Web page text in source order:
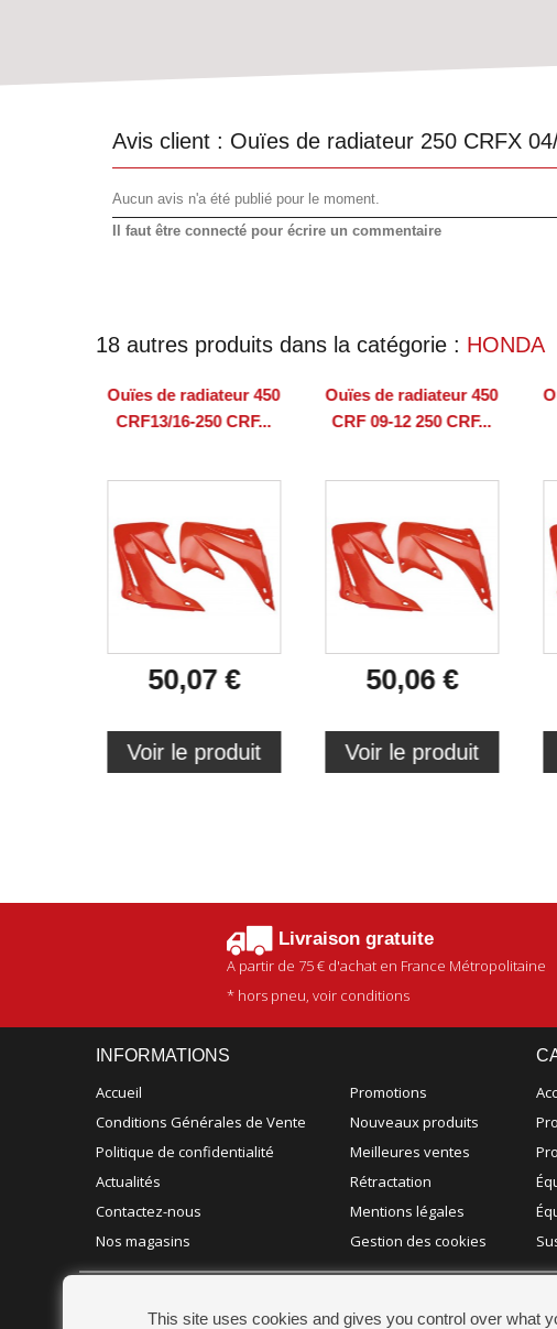
Avis client : Ouïes de radiateur 250 CRFX
Aucun avis n'a été publié pour le moment.
Il faut être connecté pour écrire un commentaire
18 autres produits dans la catégorie : HONDA
Ouïes de radiateur 450
CRF13/16-250 CRF...
50,07 €
Voir le produit
Ouïes de radiateur 450
CRF 09-12 250 CRF...
50,06 €
Voir le produit
Livraison gratuite
A partir de 75 €d'achat en France Métropolitaine
* hors pneu, voir conditions
INFORMATIONS
Accueil
Conditions Générales de Vente
Politique de confidentialité
Actualités
Contactez-nous
Nos magasins
Promotions
Nouveaux produits
Meilleures ventes
Rétractation
Mentions légales
Gestion des cookies
This site uses cookies and gives you control over what